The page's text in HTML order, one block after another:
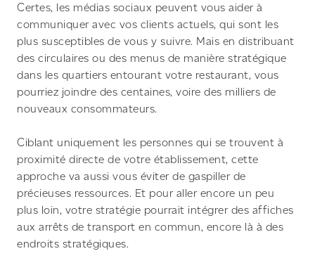
Certes, les médias sociaux peuvent vous aider à
communiquer avec vos clients actuels, qui sont les
plus susceptibles de vous y suivre. Mais en distribuant
des circulaires ou des menus de manière stratégique
dans les quartiers entourant votre restaurant, vous
pourriez joindre des centaines, voire des milliers de
nouveaux consommateurs.
Ciblant uniquement les personnes qui se trouvent à
proximité directe de votre établissement, cette
approche va aussi vous éviter de gaspiller de
précieuses ressources. Et pour aller encore un peu
plus loin, votre stratégie pourrait intégrer des affiches
aux arrêts de transport en commun, encore là à des
endroits stratégiques.